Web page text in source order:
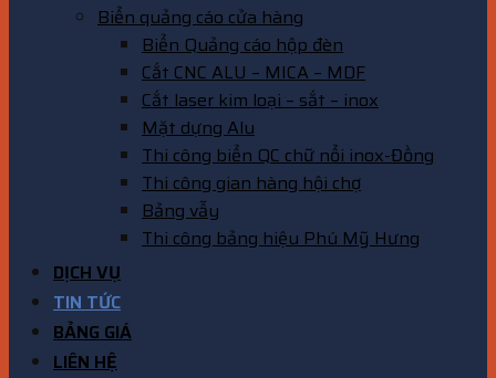
Biển quảng cáo cửa hàng
Biển Quảng cáo hộp đèn
Cắt CNC ALU – MICA – MDF
Cắt laser kim loại – sắt – inox
Mặt dựng Alu
Thi công biển QC chữ nổi inox-Đồng
Thi công gian hàng hội chợ
Bảng vẫy
Thi công bảng hiệu Phú Mỹ Hưng
DỊCH VỤ
TIN TỨC
BẢNG GIÁ
LIÊN HỆ